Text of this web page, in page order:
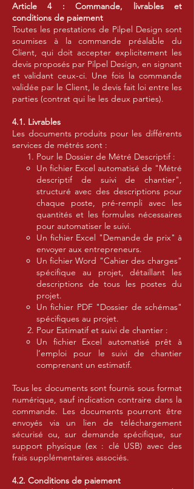
Article 4 : Commande, livrables et
conditions de paiement
Toutes les prestations de Pilpel Design sont
soumises à la commande préalable du
Client, qui doit accepter explicitement les
devis proposés par Pilpel Design, en signant
et validant ceux-ci. Une fois la commande
validée par le Client, le devis fait loi entre les
parties (contrat qui lie les deux parties).
4.1. Livrables
Les documents produits pour les différents
services de métrés sont :
Pour le Dossier de Métré Descriptif :
Un fichier Excel automatisé de "Métré
descriptif de suivi de chantier",
structuré avec des descriptions pour
chaque poste, pré-rempli avec les
quantités et les formules nécessaires
pour automatiser le suivi.
Un fichier Excel "Demande de prix" à
envoyer aux entrepreneurs.
Un fichier Word "Cahier des charges"
spécifique au projet, détaillant les
descriptions de tous les postes du
projet.
Un fichier PDF "Dossier de schémas"
spécifiques au projet.
Pour Estimatif et suivi de chantier :
Un fichier Excel automatisé prêt à
l’emploi pour le suivi de chantier
comprenant un estimatif.
Tous les documents sont fournis sous format
numérique, sauf indication contraire dans la
commande. Les documents pourront être
envoyés via un lien de téléchargement
sécurisé ou, sur demande spécifique, sur
support physique (ex : clé USB) avec des
frais supplémentaires associés.
4.2. Conditions de paiement